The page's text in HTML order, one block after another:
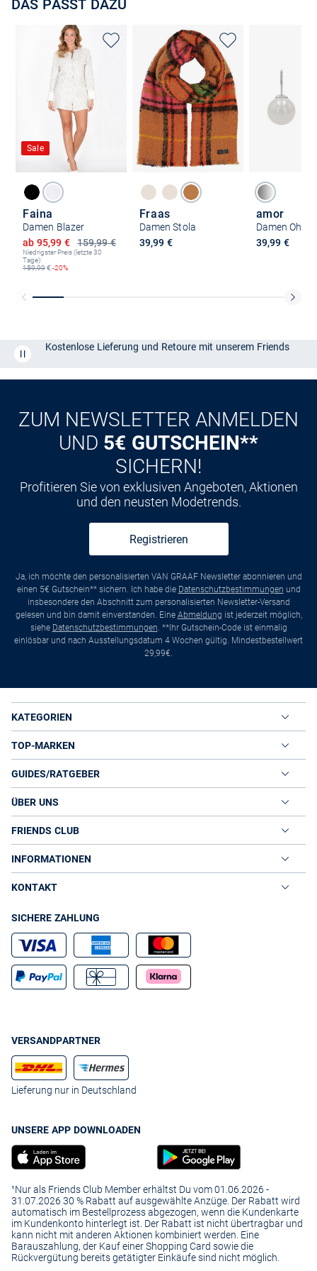
DAS PASST DAZU
Sale
Faina
Damen Blazer
159,99 €
Ermäßigter Preis
ab 95,99 €
Niedrigster Preis (letzte 30
Tage):
159,99€ -20%
Fraas
Damen Stola
39,99 €
amor
Damen
39,99 €
Kostenlose Lieferung und Retoure mit unserem Friends
CLUB
Kauf aufRechnung
ZUM NEWSLETTER ANMELDEN
UND 5€ GUTSCHEIN**
SICHERN!
Profitieren Sie von exklusiven Angeboten, Aktionen
und den neusten Modetrends.
Registrieren
Ja, ich möchte den personalisierten VAN GRAAF Newsletter abonnieren und
einen 5€ Gutschein** sichern. Ich habe die Datenschutzbestimmungen und
insbesondere den Abschnitt zum personalisierten Newsletter-Versand
gelesen und bin damit einverstanden. Eine Abmeldung ist jederzeit möglich,
siehe Datenschutzbestimmungen. **Ihr Gutschein-Code ist einmalig
einlösbar und nach Ausstellungsdatum 4 Wochen gültig. Mindestbestellwert
29,99€.
KATEGORIEN
TOP-MARKEN
GUIDES/RATGEBER
ÜBER UNS
FRIENDS CLUB
INFORMATIONEN
KONTAKT
SICHERE ZAHLUNG
VERSANDPARTNER
Lieferung nur in Deutschland
UNSERE APP DOWNLOADEN
¹Nur als Friends Club Member erhältst Du vom 01.06.2026 -
31.07.2026 30 % Rabatt auf ausgewählte Anzüge. Der Rabatt wird
automatisch im Bestellprozess abgezogen, wenn die Kundenkarte
im Kundenkonto hinterlegt ist. Der Rabatt ist nicht übertragbar und
kann nicht mit anderen Aktionen kombiniert werden. Eine
Barauszahlung, der Kauf einer Shopping Card sowie die
Rückvergütung bereits getätigter Einkäufe sind nicht möglich.